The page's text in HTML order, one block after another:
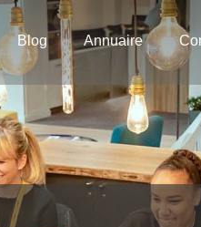
Blog Annuaire